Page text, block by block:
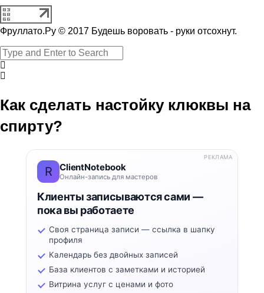
Фруллато.Ру © 2017 Будешь воровать - руки отсохнут.
Как сделать настойку клюквы на
спирту?
R ClientNotebook
Онлайн-запись для мастеров
Клиенты записываются сами —
пока вы работаете
Своя страница записи — ссылка в шапку
профиля
Календарь без двойных записей
База клиентов с заметками и историей
Витрина услуг с ценами и фото
РЕКЛАМА